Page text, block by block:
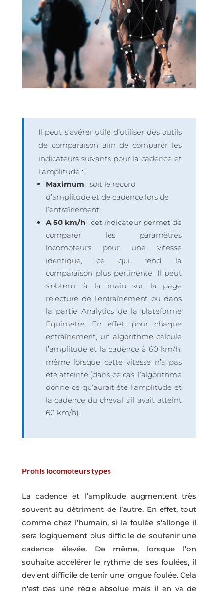
Il peut s’avérer utile d’utiliser des outils
de comparaison afin de comparer les
indicateurs suivants pour la cadence et
l’amplitude :
Maximum : soit le record
d’amplitude et de cadence lors de
l’entraînement
A 60 km/h : cet indicateur permet de
comparer les paramètres
locomoteurs pour une vitesse
identique, ce qui rend la
comparaison plus pertinente. Il peut
s’obtenir à la main sur la page
relecture de l’entraînement ou dans
la partie Analytics de la plateforme
Equimetre. En effet, pour chaque
entraînement, un algorithme calcule
l’amplitude et la cadence à 60 km/h,
même lorsque cette vitesse n’a pas
été atteinte (dans ce cas, l’algorithme
donne ce qu’aurait été l’amplitude et
la cadence du cheval s’il avait atteint
60 km/h).
Profils locomoteurs types
La cadence et l’amplitude augmentent très
souvent au détriment de l’autre. En effet, tout
comme chez l’humain, si la foulée s’allonge il
sera logiquement plus difficile de soutenir une
cadence élevée. De même, lorsque l’on
souhaite accélérer le rythme de ses foulées, il
devient difficile de tenir une longue foulée. Cela
n’est pas une règle absolue mais il en va de